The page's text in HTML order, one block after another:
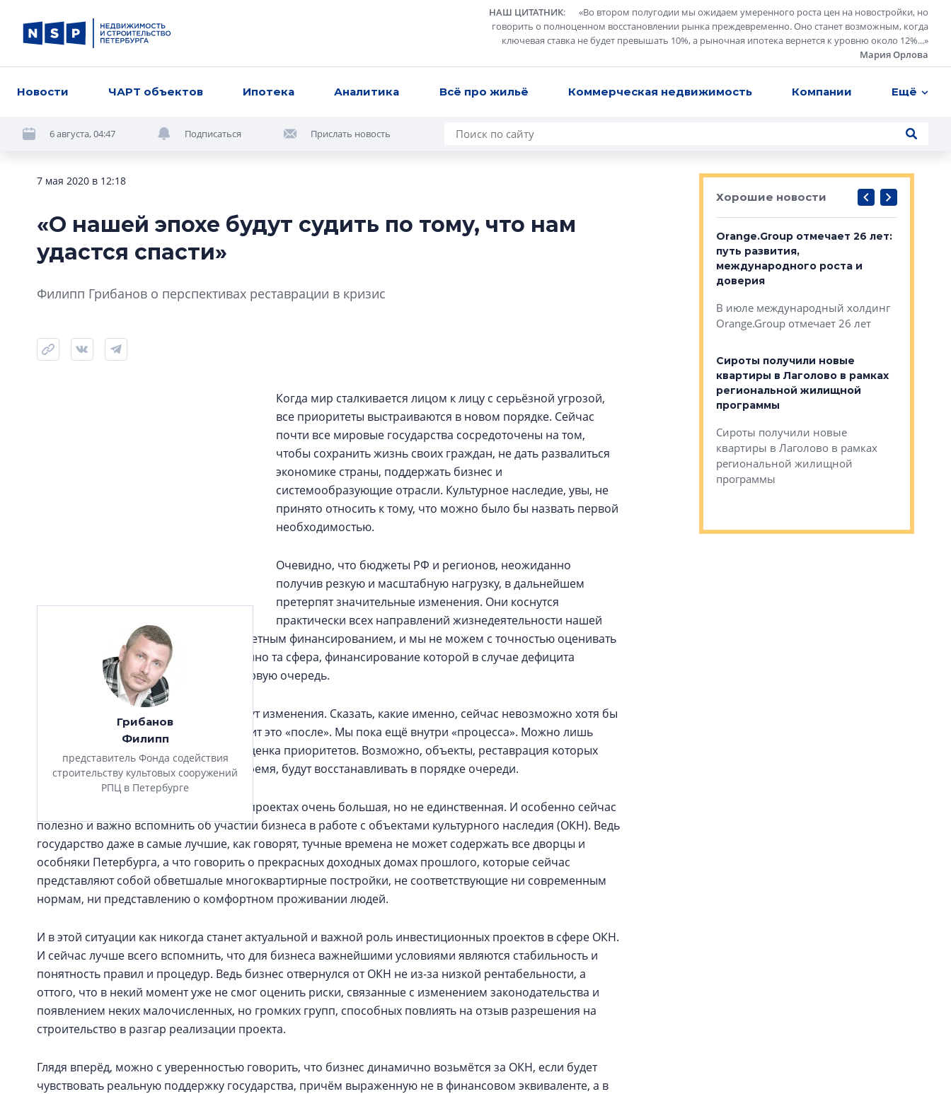
НАШ ЦИТАТНИК: «Во втором полугодии мы ожидаем умеренного роста цен на новостройки, но
говорить о полноценном восстановлении рынка преждевременно. Оно станет возможным, когда
ключевая ставка не будет превышать 10%, а рыночная ипотека вернется к уровню около 12%...»
Мария Орлова
Новости ЧАРТ объектов Ипотека Аналитика Всё про жильё Коммерческая недвижимость Компании Ещё
6 августа, 04:47 Подписаться Прислать новость
7 мая 2020 в 12:18
«О нашей эпохе будут судить по тому, что нам
удастся спасти»
Филипп Грибанов о перспективах реставрации в кризис
Грибанов
Филипп
представитель Фонда содействия
строительству культовых сооружений
РПЦ в Петербурге
Когда мир сталкивается лицом к лицу с серьёзной угрозой,
все приоритеты выстраиваются в новом порядке. Сейчас
почти все мировые государства сосредоточены на том,
чтобы сохранить жизнь своих граждан, не дать развалиться
экономике страны, поддержать бизнес и
системообразующие отрасли. Культурное наследие, увы, не
принято относить к тому, что можно было бы назвать первой
необходимостью.
Очевидно, что бюджеты РФ и регионов, неожиданно
получив резкую и масштабную нагрузку, в дальнейшем
претерпят значительные изменения. Они коснутся
практически всех направлений жизнедеятельности нашей
страны. Наш Фонд не работает с бюджетным финансированием, и мы не можем с точностью оценивать
перспективы. Но часто культура – именно та сфера, финансирование которой в случае дефицита
бюджета местные власти урезают в первую очередь.
Реставрационную отрасль в целом ждут изменения. Сказать, какие именно, сейчас невозможно хотя бы
потому, что мы не знаем, когда наступит это «после». Мы пока ещё внутри «процесса». Можно лишь
предположить, что произойдёт переоценка приоритетов. Возможно, объекты, реставрация которых
была запланирована на ближайшее время, будут восстанавливать в порядке очереди.
Доля государства в реставрационных проектах очень большая, но не единственная. И особенно сейчас
полезно и важно вспомнить об участии бизнеса в работе с объектами культурного наследия (ОКН). Ведь
государство даже в самые лучшие, как говорят, тучные времена не может содержать все дворцы и
особняки Петербурга, а что говорить о прекрасных доходных домах прошлого, которые сейчас
представляют собой обветшалые многоквартирные постройки, не соответствующие ни современным
нормам, ни представлению о комфортном проживании людей.
И в этой ситуации как никогда станет актуальной и важной роль инвестиционных проектов в сфере ОКН.
И сейчас лучше всего вспомнить, что для бизнеса важнейшими условиями являются стабильность и
понятность правил и процедур. Ведь бизнес отвернулся от ОКН не из-за низкой рентабельности, а
оттого, что в некий момент уже не смог оценить риски, связанные с изменением законодательства и
появлением неких малочисленных, но громких групп, способных повлиять на отзыв разрешения на
строительство в разгар реализации проекта.
Глядя вперёд, можно с уверенностью говорить, что бизнес динамично возьмётся за ОКН, если будет
чувствовать реальную поддержку государства, причём выраженную не в финансовом эквиваленте, а в
Хорошие новости
В Санкт-Петербурге выбрали
один центр совмещенного
образования
В Красногвардейском районе
Петербурга появился еще один
центр совмещенного образования
Orange.Group отмечает 26 лет:
путь развития,
международного роста и
доверия
В июле международный холдинг
Orange.Group отмечает 26 лет
Сироты получили новые
квартиры в Лаголово в рамках
региональной жилищной
программы
Сироты получили новые
квартиры в Лаголово в рамках
региональной жилищной
программы